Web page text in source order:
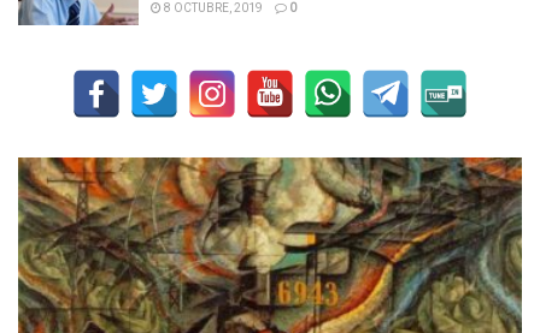
8 OCTUBRE, 2019 0